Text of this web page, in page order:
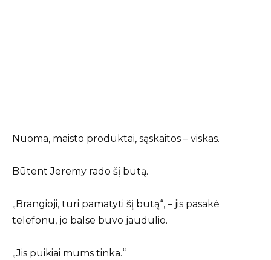
Nuoma, maisto produktai, sąskaitos – viskas.
Būtent Jeremy rado šį butą.
„Brangioji, turi pamatyti šį butą“, – jis pasakė
telefonu, jo balse buvo jaudulio.
„Jis puikiai mums tinka.“